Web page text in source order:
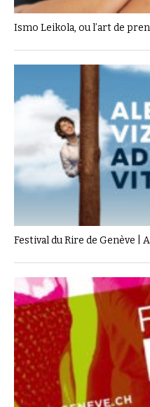
Ismo Leikola, ou l’art de
Festival du Rire de Genève |